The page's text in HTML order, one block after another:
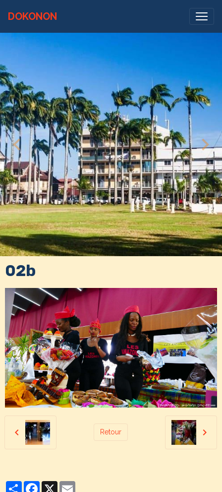
DOKONON
02b
Retour
PartagerFacebook
X